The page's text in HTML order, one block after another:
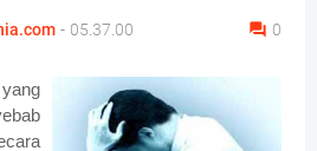
- 05.37.00 0